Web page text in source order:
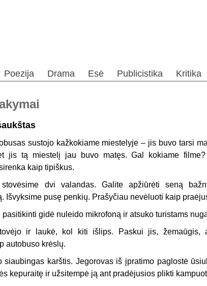
Poezija Drama Esė Publicistika Kritika
sustojo kažkokiame miestelyje – jis buvo tarsi
jis tą miestelį jau buvo matęs. Gal kokiame
kaip tipiškus.
dvi valandas. Galite apžiūrėti seną
Išvyksime pusę penkių. Prašyčiau nevėluoti kaip
gidė nuleido mikrofoną ir atsuko turistams
ir laukė, kol kiti išlips. Paskui jis, žemaūgis,
autobuso krėslų.
siaubingas karštis. Jegorovas iš įpratimo paglostė
kepuraitę ir užsitempė ją ant pradėjusios plikti